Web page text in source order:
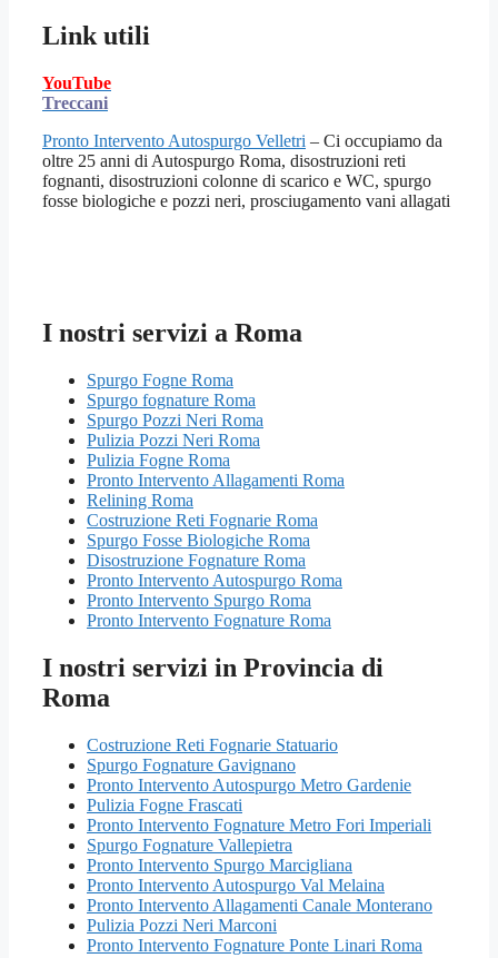
Link utili
YouTube
Treccani
Pronto Intervento Autospurgo Velletri – Ci occupiamo da
oltre 25 anni di Autospurgo Roma, disostruzioni reti
fognanti, disostruzioni colonne di scarico e WC, spurgo
fosse biologiche e pozzi neri, prosciugamento vani allagati
I nostri servizi a Roma
Spurgo Fogne Roma
Spurgo fognature Roma
Spurgo Pozzi Neri Roma
Pulizia Pozzi Neri Roma
Pulizia Fogne Roma
Pronto Intervento Allagamenti Roma
Relining Roma
Costruzione Reti Fognarie Roma
Spurgo Fosse Biologiche Roma
Disostruzione Fognature Roma
Pronto Intervento Autospurgo Roma
Pronto Intervento Spurgo Roma
Pronto Intervento Fognature Roma
I nostri servizi in Provincia di
Roma
Costruzione Reti Fognarie Statuario
Spurgo Fognature Gavignano
Pronto Intervento Autospurgo Metro Gardenie
Pulizia Fogne Frascati
Pronto Intervento Fognature Metro Fori Imperiali
Spurgo Fognature Vallepietra
Pronto Intervento Spurgo Marcigliana
Pronto Intervento Autospurgo Val Melaina
Pronto Intervento Allagamenti Canale Monterano
Pulizia Pozzi Neri Marconi
Pronto Intervento Fognature Ponte Linari Roma